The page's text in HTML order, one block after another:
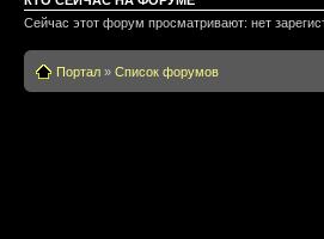
Сейчас этот форум просматривают: нет
Портал » Список форумов